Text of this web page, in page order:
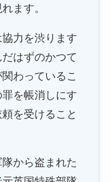
ます。
力を渋ります
はずのかつて
わっているこ
を帳消しにす
を受けること
から盗まれた